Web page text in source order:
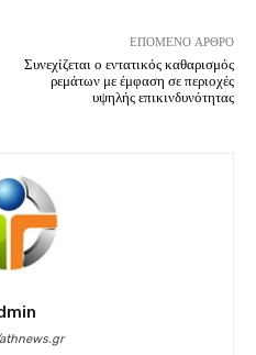
ΕΠΌΜΕΝΟ ΆΡΘΡΟ
Συνεχίζεται ο εντατικός καθαρισμός
ρεμάτων με έμφαση σε περιοχές
υψηλής επικινδυνότητας